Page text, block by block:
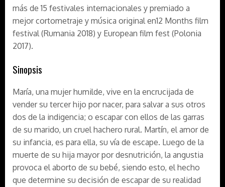
más de 15 festivales internacionales y premiado a
mejor cortometraje y música original en12 Months film
festival (Rumania 2018) y European film fest (Polonia
2017).
Sinopsis
María, una mujer humilde, vive en la encrucijada de
vender su tercer hijo por nacer, para salvar a sus otros
dos de la indigencia; o escapar con ellos de las garras
de su marido, un cruel hachero rural. Martín, el amor de
su infancia, es para ella, su vía de escape. Luego de la
muerte de su hija mayor por desnutrición, la angustia
provoca el aborto de su bebé, siendo esto, el hecho
que determine su decisión de escapar de su realidad